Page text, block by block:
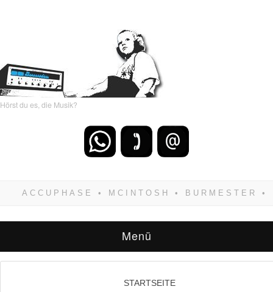
Hörst du es, die Musik?
zwangsläufig siegen! Und noch was: Hifi
Menü
STARTSEITE